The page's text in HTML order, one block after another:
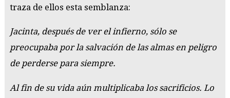
traza de ellos esta semblanza:
Jacinta, después de ver el infierno, sólo se
preocupaba por la salvación de las almas en peligro
de perderse para siempre.
Al fin de su vida aún multiplicaba los sacrificios. Lo